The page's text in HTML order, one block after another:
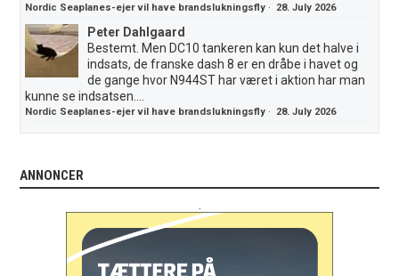
Nordic Seaplanes-ejer vil have brandslukningsfly · 28. July 2026
Peter Dahlgaard
Bestemt. Men DC10 tankeren kan kun det halve i
indsats, de franske dash 8 er en dråbe i havet og
de gange hvor N944ST har været i aktion har man
kunne se indsatsen....
Nordic Seaplanes-ejer vil have brandslukningsfly · 28. July 2026
ANNONCER